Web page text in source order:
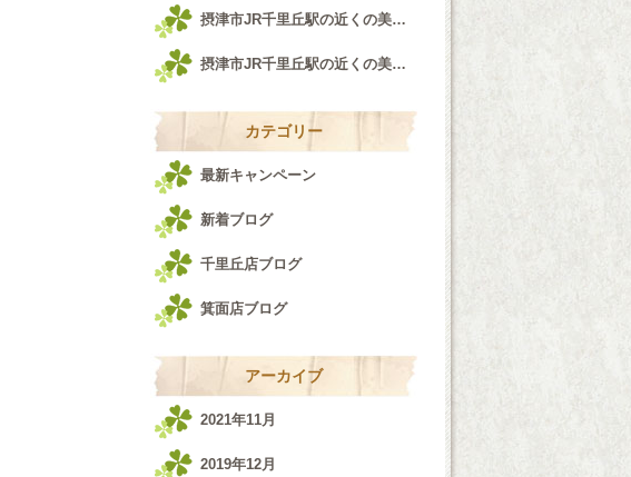
摂津市JR千里丘駅の近くの美容室airfeel千里丘店♪
摂津市JR千里丘駅の近くの美容室airfeel千里丘店♪
カテゴリー
最新キャンペーン
新着ブログ
千里丘店ブログ
箕面店ブログ
アーカイブ
2021年11月
2019年12月